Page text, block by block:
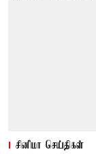
சினிமா செய்திகள்